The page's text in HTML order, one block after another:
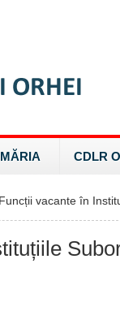
CDLR
vacante în